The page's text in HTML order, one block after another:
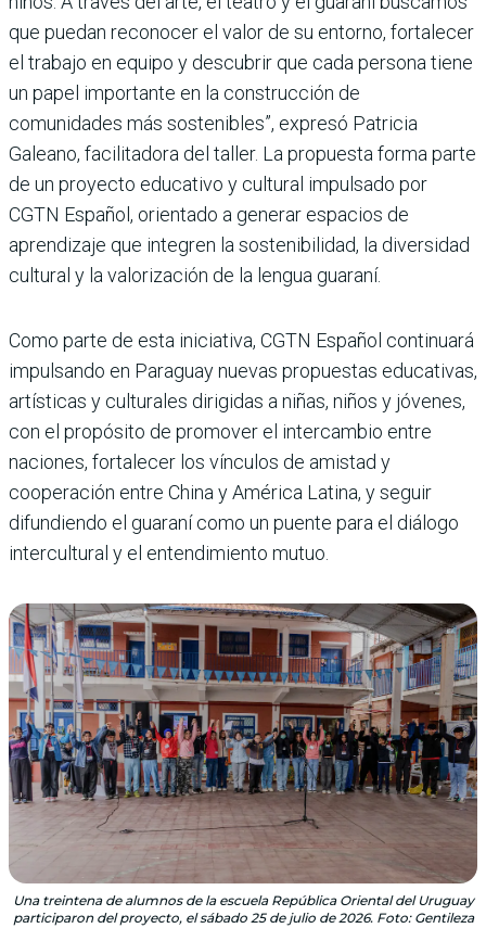
que puedan reconocer el valor de su entorno, fortalecer
el trabajo en equipo y descubrir que cada persona tiene
un papel importante en la construcción de
comunidades más sostenibles”, expresó Patricia
Galeano, facilitadora del taller. La propuesta forma parte
de un proyecto educativo y cultural impulsado por
CGTN Español, orientado a generar espacios de
aprendizaje que integren la sostenibilidad, la diversidad
cultural y la valorización de la lengua guaraní.
Como parte de esta iniciativa, CGTN Español continuará
impulsando en Paraguay nuevas propuestas educativas,
artísticas y culturales dirigidas a niñas, niños y jóvenes,
con el propósito de promover el intercambio entre
naciones, fortalecer los vínculos de amistad y
cooperación entre China y América Latina, y seguir
difundiendo el guaraní como un puente para el diálogo
intercultural y el entendimiento mutuo.
Una treintena de alumnos de la escuela República Oriental del Uruguay
participaron del proyecto, el sábado 25 de julio de 2026. Foto: Gentileza